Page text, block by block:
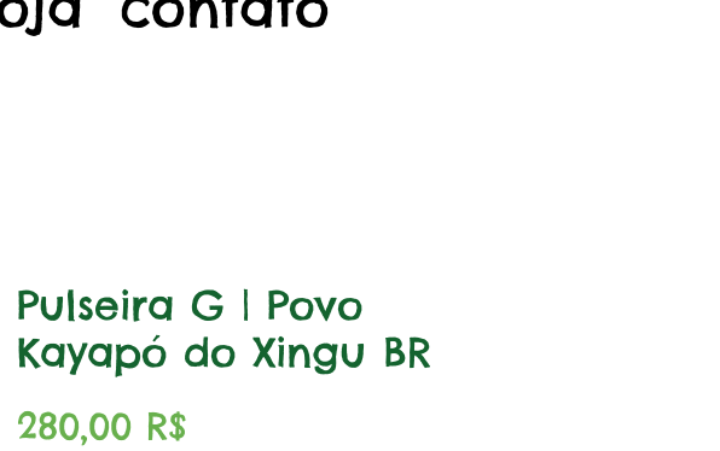
Pulseira G | Povo
Kayapó do Xingu BR
280,00 R$Prix